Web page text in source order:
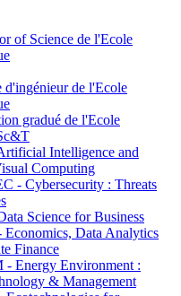
of Science de l'Ecole
de l'Ecole
gradué de l'Ecole
Intelligence and
Computing
- Cybersecurity : Threats
Science for Business
Data Analytics
Finance
Energy Environment :
& Management